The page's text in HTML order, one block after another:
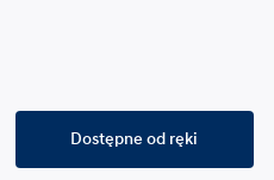
Dostępne od ręki